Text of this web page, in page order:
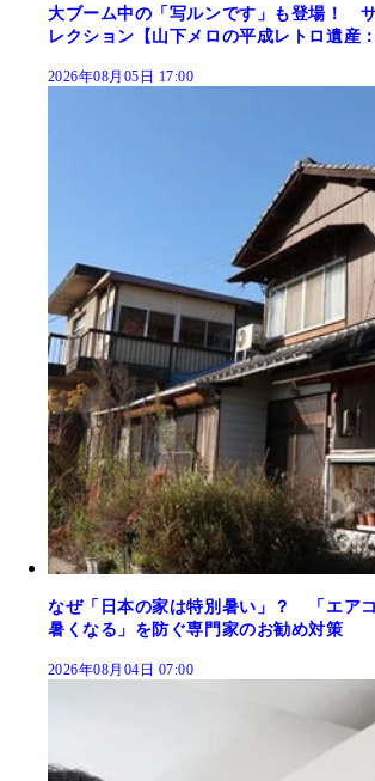
大ブーム中の「写ルンです」も登場！
レクション【山下メロの平成レトロ遺産：
2026年08月05日 17:00
なぜ「日本の家は特別暑い」？ 「エア
暑くなる」を防ぐ専門家のお勧め対策
2026年08月04日 07:00